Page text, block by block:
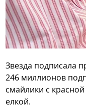
Звезда подписала
246 миллионов
смайлики с
елкой.